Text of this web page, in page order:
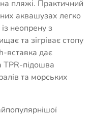
пляжі. Практичний
аквашузах легко
неопрену з
та зігріває стопу
вставка дає
TPR-підошва
та морських